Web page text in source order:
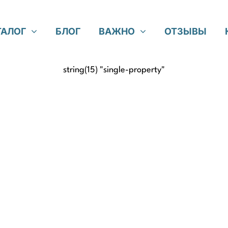
БЛОГ ВАЖНО ОТЗЫВЫ
string(15) "single-property"